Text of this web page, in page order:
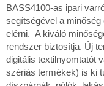
BASS4100-as ipari
segítségével a
elérni. A kiváló
rendszer biztosítja. Új
digitális textilnyomtatót
szériás termékek) is ki